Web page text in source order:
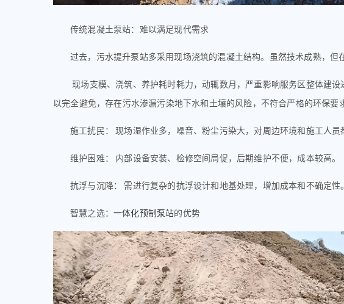
传统混凝土泵站：难以满足现代需求
过去，污水提升泵站多采用现场浇筑的混凝土结构。虽然技术成熟，但
现场支模、浇筑、养护耗时耗力，动辄数月，严重影响服务区整体建设
以完全避免，存在污水渗漏污染地下水和土壤的风险，不符合严格的环保要
施工扰民： 现场湿作业多，噪音、粉尘污染大，对周边环境和施工人员
维护困难： 内部设备安装、检修空间局促，后期维护不便，成本较高。
抗浮与沉降： 需进行复杂的抗浮设计和地基处理，增加成本和不确定性
智慧之选： 一体化预制泵站的优势